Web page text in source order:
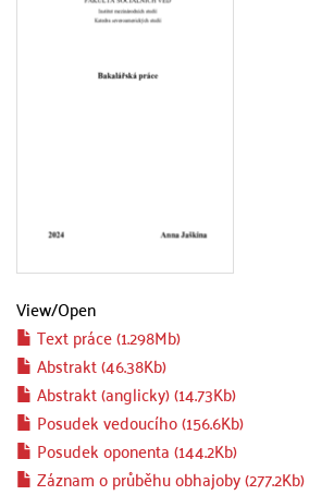
View/Open
Text práce (1.298Mb)
Abstrakt (46.38Kb)
Abstrakt (anglicky) (14.73Kb)
Posudek vedoucího (156.6Kb)
Posudek oponenta (144.2Kb)
Záznam o průběhu obhajoby (277.2Kb)